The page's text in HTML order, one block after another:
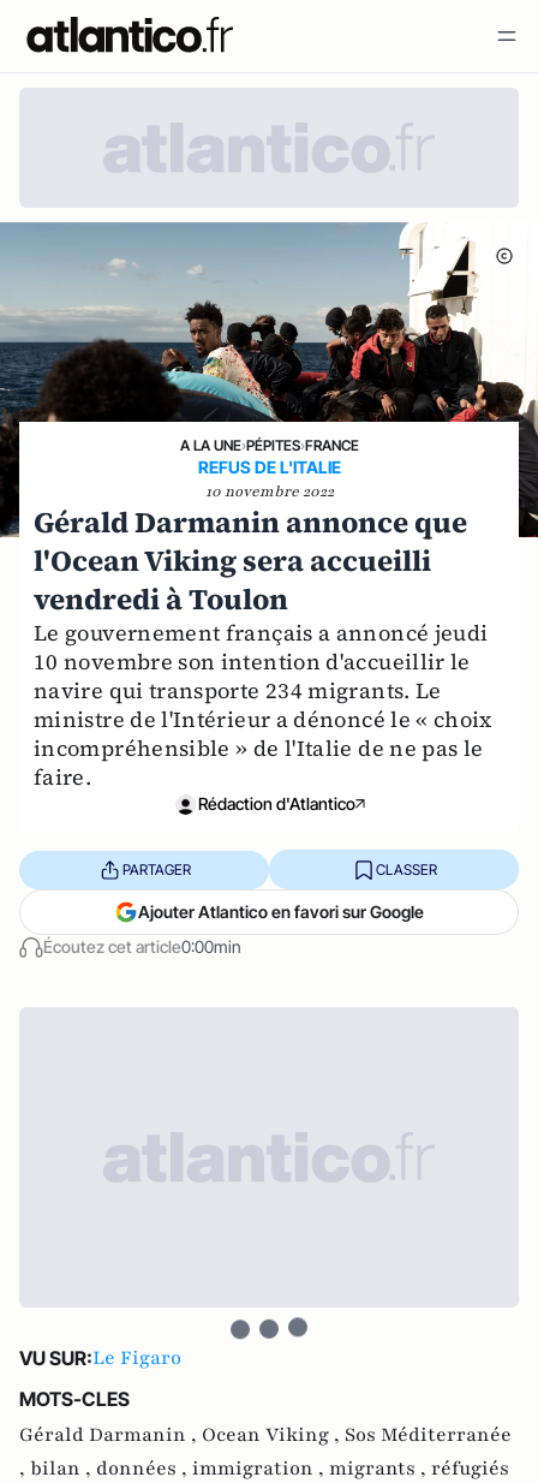
A LA UNE›PÉPITES›FRANCE
REFUS DE L'ITALIE
10 novembre 2022
Gérald Darmanin annonce que
l'Ocean Viking sera accueilli
vendredi à Toulon
Le gouvernement français a annoncé jeudi
10 novembre son intention d'accueillir le
navire qui transporte 234 migrants. Le
ministre de l'Intérieur a dénoncé le « choix
incompréhensible » de l'Italie de ne pas le
faire.
Rédaction d'Atlantico
Écoutez cet article0:00min
PARTAGER CLASSER
Ajouter Atlantico en favori sur Google
VU SUR:Le Figaro
MOTS-CLES
Gérald Darmanin , Ocean Viking , Sos Méditerranée
, bilan , données , immigration , migrants , réfugiés